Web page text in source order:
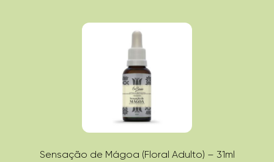
Sensação de Mágoa (Floral Adulto) – 31ml